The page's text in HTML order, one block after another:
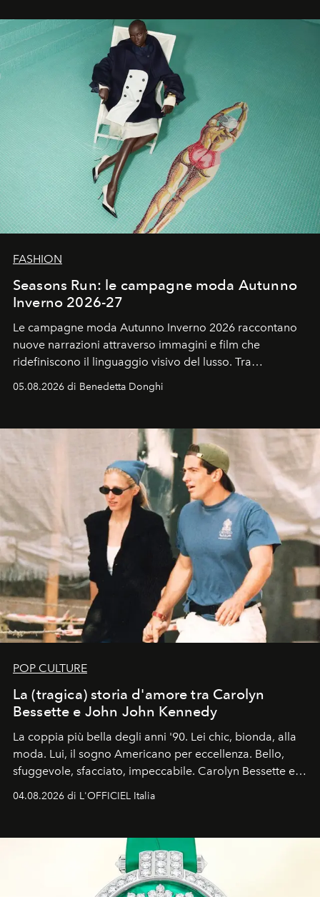
un’impronta indelebile nella storia della moda.
FASHION
Seasons Run: le campagne moda Autunno
Inverno 2026-27
Le campagne moda Autunno Inverno 2026 raccontano
nuove narrazioni attraverso immagini e film che
ridefiniscono il linguaggio visivo del lusso. Tra
protagonisti del cinema, volti della cultura
contemporanea e storytelling d'autore, le maison
di esprimere identità, visione e desiderio.
05.08.2026 di Benedetta Donghi
POP CULTURE
La (tragica) storia d'amore tra Carolyn
Bessette e John John Kennedy
La coppia più bella degli anni '90. Lei chic, bionda, alla
moda. Lui, il sogno Americano per eccellenza. Bello,
sfuggevole, sfacciato, impeccabile. Carolyn Bessette e
John John Kennedy sono i protagonisti della storia
04.08.2026 di L'OFFICIEL Italia